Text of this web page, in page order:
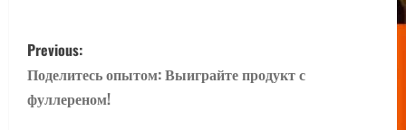
P
o
s
Previous:
Поделитесь опытом: Выиграйте продукт с
фуллереном!